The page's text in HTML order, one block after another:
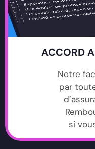
ACCORD
Notre
par
si